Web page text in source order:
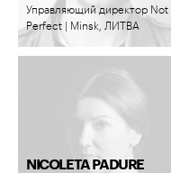
Управляющий директор Not
Perfect | Minsk, ЛИТВА
NICOLETA PADURE